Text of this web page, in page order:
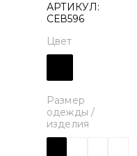
АРТИКУЛ:
СЕВ596
Цвет
Размер
одежды /
изделия